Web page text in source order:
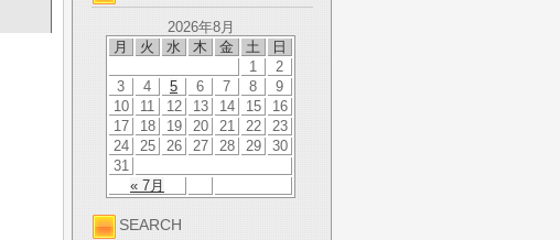
2026年8月
月
火 水 木 金 土 日
« 7月
1
2
3
4 5 6 7 8
9
10
11 12 13 14 15
16
17
18 19 20 21 22
23
24
25 26 27 28 29
30
31
SEARCH